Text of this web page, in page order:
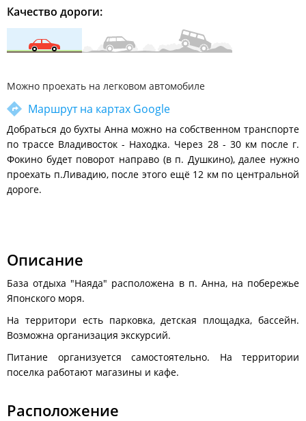
Качество дороги:
Можно проехать на легковом автомобиле
Маршрут на картах Google
Добраться до бухты Анна можно на собственном транспорте
по трассе Владивосток - Находка. Через 28 - 30 км после г.
Фокино будет поворот направо (в п. Душкино), далее нужно
проехать п.Ливадию, после этого ещё 12 км по центральной
дороге.
Описание
База отдыха "Наяда" расположена в п. Анна, на побережье
Японского моря.
На территори есть парковка, детская площадка, бассейн.
Возможна организация экскурсий.
Питание организуется самостоятельно. На территории
поселка работают магазины и кафе.
Расположение